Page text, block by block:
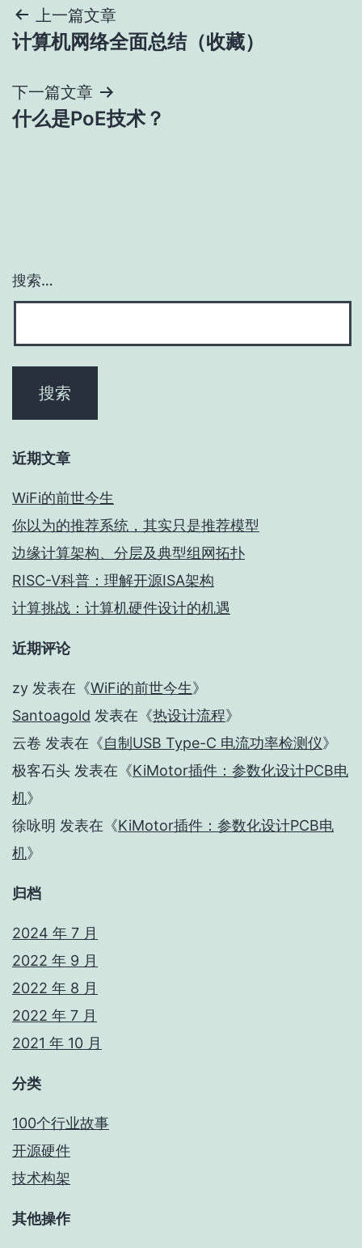
文
章
导
航
上一篇文章
计算机网络全面总结（收藏）
下一篇文章
什么是PoE技术？
搜索…
近期文章
WiFi的前世今生
你以为的推荐系统，其实只是推荐模型
边缘计算架构、分层及典型组网拓扑
RISC-V科普：理解开源ISA架构
计算挑战：计算机硬件设计的机遇
近期评论
zy 发表在《WiFi的前世今生》
Santoagold 发表在《热设计流程》
云卷 发表在《自制USB Type-C 电流功率检测仪》
极客石头 发表在《KiMotor插件：参数化设计PCB电
机》
徐咏明 发表在《KiMotor插件：参数化设计PCB电
机》
归档
2024 年 7 月
2022 年 9 月
2022 年 8 月
2022 年 7 月
2021 年 10 月
分类
100个行业故事
开源硬件
技术构架
其他操作